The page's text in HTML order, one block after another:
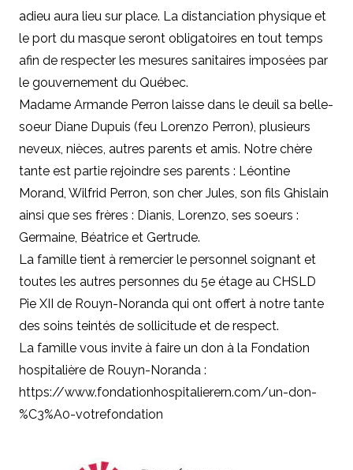
adieu aura lieu sur place. La distanciation physique et
le port du masque seront obligatoires en tout temps
afin de respecter les mesures sanitaires imposées par
le gouvernement du Québec.
Madame Armande Perron laisse dans le deuil sa belle-
soeur Diane Dupuis (feu Lorenzo Perron), plusieurs
neveux, nièces, autres parents et amis. Notre chère
tante est partie rejoindre ses parents : Léontine
Morand, Wilfrid Perron, son cher Jules, son fils Ghislain
ainsi que ses frères : Dianis, Lorenzo, ses soeurs :
Germaine, Béatrice et Gertrude.
La famille tient à remercier le personnel soignant et
toutes les autres personnes du 5e étage au CHSLD
Pie XII de Rouyn-Noranda qui ont offert à notre tante
des soins teintés de sollicitude et de respect.
La famille vous invite à faire un don à la Fondation
hospitalière de Rouyn-Noranda :
https://www.fondationhospitalierern.com/un-don-
%C3%A0-votrefondation